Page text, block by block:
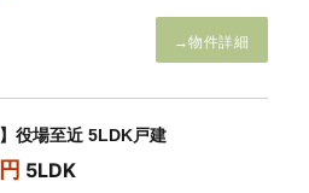
→物件詳細
】役場至近 5LDK戸建
5LDK